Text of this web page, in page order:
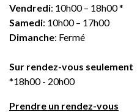
Vendredi: 10h00 – 18h00 *
Samedi: 10h00 – 17h00
Dimanche: Fermé
Sur rendez-vous seulement
*18h00 - 20h00
Prendre un rendez-vous